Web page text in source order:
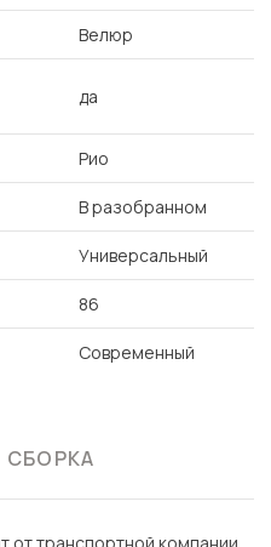
Велюр
да
Рио
В разобранном
Универсальный
86
Современный
СБОРКА